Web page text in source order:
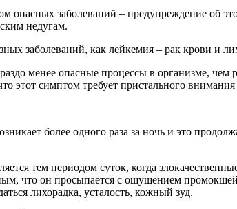
опасных заболеваний – предупреждение об
недугам.
заболеваний, как лейкемия – рак крови и
менее опасные процессы в организме, чем
этот симптом требует пристального
более одного раза за ночь и это
тем периодом суток, когда
что он просыпается с ощущением
лихорадка, усталость, кожный зуд.